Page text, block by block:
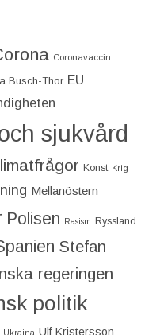
Coronavaccin
Busch-Thor EU
sjukvård
Konst Krig
Mellanöstern
Polisen Rasism Ryssland
Stefan
regeringen
politik
Ukraina Ulf Kristersson